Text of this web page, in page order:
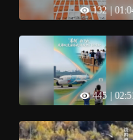
132
445